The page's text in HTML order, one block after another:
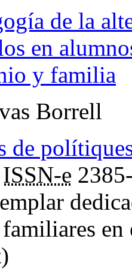
de la
en
y familia
Borrell
de
ISSN-e